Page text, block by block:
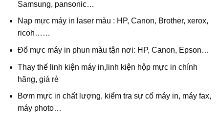
Samsung, pansonic…
Nạp mực máy in laser màu : HP, Canon, Brother, xerox,
ricoh……
Đổ mực máy in phun màu tận nơi: HP, Canon, Epson…
Thay thế linh kiện máy in,linh kiện hộp mực in chính
hãng, giá rẻ
Bơm mực in chất lượng, kiểm tra sự cố máy in, máy fax,
máy photo…